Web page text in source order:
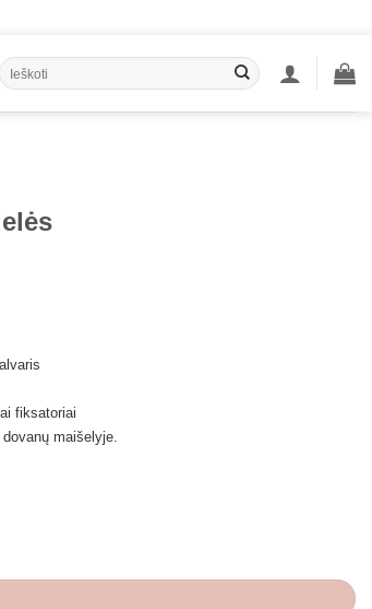
Ieškoti:
fiksatoriai
maišelyje.